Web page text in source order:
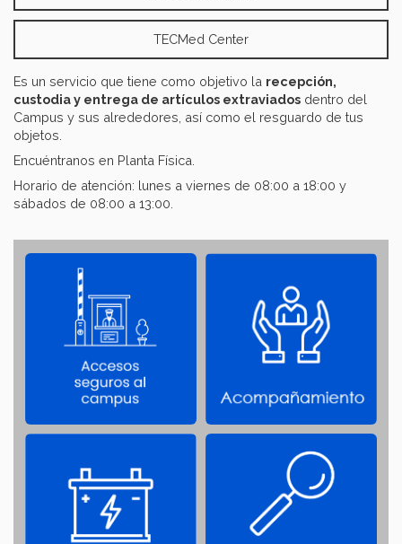
TECMed Center
Es un servicio que tiene como objetivo la recepción,
custodia y entrega de artículos extraviados dentro del
Campus y sus alrededores, así como el resguardo de tus
objetos.
Encuéntranos en Planta Física.
Horario de atención: lunes a viernes de 08:00 a 18:00 y
sábados de 08:00 a 13:00.